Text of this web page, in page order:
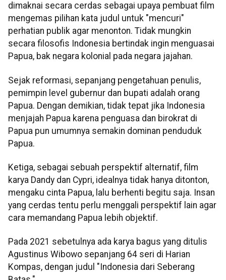
dimaknai secara cerdas sebagai upaya pembuat film
mengemas pilihan kata judul untuk "mencuri"
perhatian publik agar menonton. Tidak mungkin
secara filosofis Indonesia bertindak ingin menguasai
Papua, bak negara kolonial pada negara jajahan.
Sejak reformasi, sepanjang pengetahuan penulis,
pemimpin level gubernur dan bupati adalah orang
Papua. Dengan demikian, tidak tepat jika Indonesia
menjajah Papua karena penguasa dan birokrat di
Papua pun umumnya semakin dominan penduduk
Papua.
Ketiga, sebagai sebuah perspektif alternatif, film
karya Dandy dan Cypri, idealnya tidak hanya ditonton,
mengaku cinta Papua, lalu berhenti begitu saja. Insan
yang cerdas tentu perlu menggali perspektif lain agar
cara memandang Papua lebih objektif.
Pada 2021 sebetulnya ada karya bagus yang ditulis
Agustinus Wibowo sepanjang 64 seri di Harian
Kompas, dengan judul "Indonesia dari Seberang